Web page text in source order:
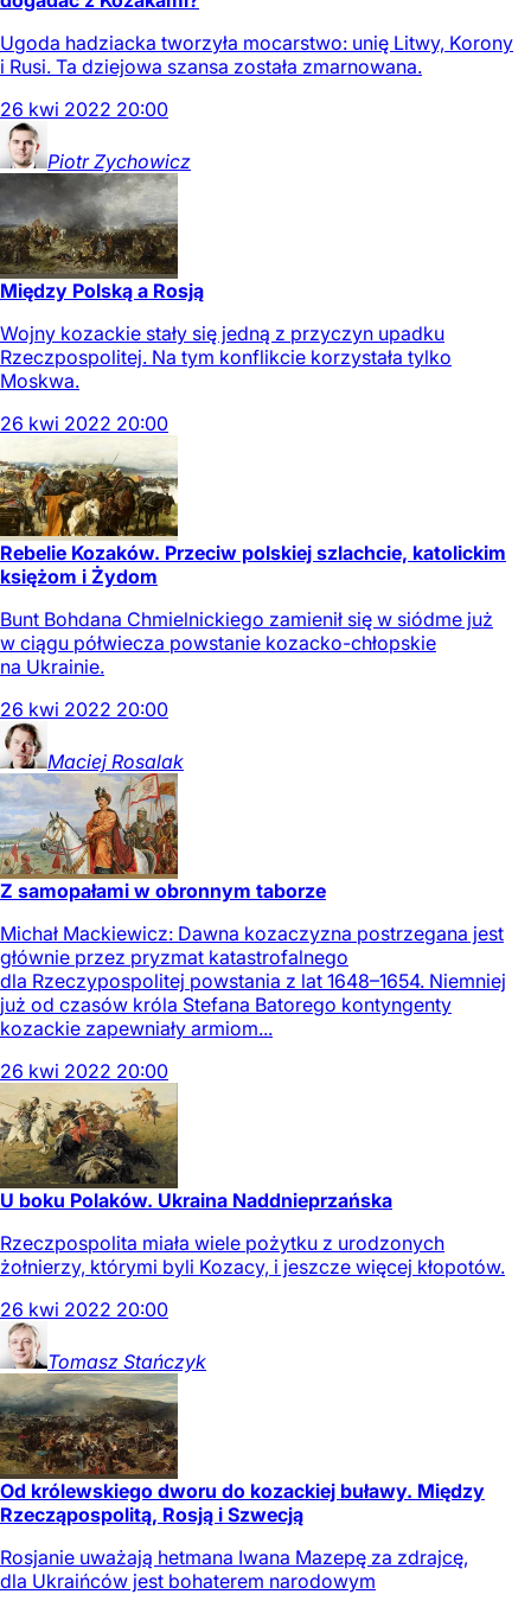
Ugoda hadziacka tworzyła mocarstwo: unię Litwy, Korony
i Rusi. Ta dziejowa szansa została zmarnowana.
26 kwi 2022 20:00
Piotr Zychowicz
Między Polską a Rosją
Wojny kozackie stały się jedną z przyczyn upadku
Rzeczpospolitej. Na tym konflikcie korzystała tylko
Moskwa.
26 kwi 2022 20:00
Rebelie Kozaków. Przeciw polskiej szlachcie, katolickim
księżom i Żydom
Bunt Bohdana Chmielnickiego zamienił się w siódme już
w ciągu półwiecza powstanie kozacko-chłopskie
na Ukrainie.
26 kwi 2022 20:00
Maciej Rosalak
Z samopałami w obronnym taborze
Michał Mackiewicz: Dawna kozaczyzna postrzegana jest
głównie przez pryzmat katastrofalnego
dla Rzeczypospolitej powstania z lat 1648–1654. Niemniej
już od czasów króla Stefana Batorego kontyngenty
kozackie zapewniały armiom...
26 kwi 2022 20:00
U boku Polaków. Ukraina Naddnieprzańska
Rzeczpospolita miała wiele pożytku z urodzonych
żołnierzy, którymi byli Kozacy, i jeszcze więcej kłopotów.
26 kwi 2022 20:00
Tomasz Stańczyk
Od królewskiego dworu do kozackiej buławy. Między
Rzecząpospolitą, Rosją i Szwecją
Rosjanie uważają hetmana Iwana Mazepę za zdrajcę,
dla Ukraińców jest bohaterem narodowym